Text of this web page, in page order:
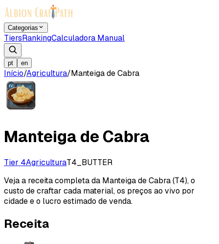
Categorias
TiersRankingCalculadora Manual
pt en
Início/Agricultura/Manteiga de Cabra
Manteiga de Cabra
Tier 4AgriculturaT4_BUTTER
Veja a receita completa da Manteiga de Cabra (T4), o
custo de craftar cada material, os preços ao vivo por
cidade e o lucro estimado de venda.
Receita